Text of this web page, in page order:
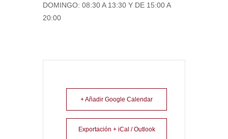
DOMINGO: 08:30 A 13:30 Y DE 15:00 A
20:00
+ Añadir Google Calendar
Exportación + iCal / Outlook